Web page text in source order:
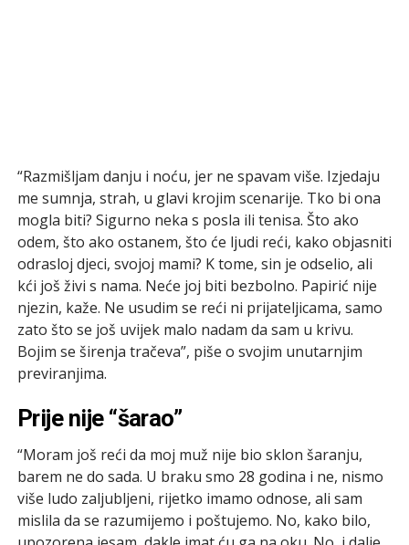
“Razmišljam danju i noću, jer ne spavam više. Izjedaju
me sumnja, strah, u glavi krojim scenarije. Tko bi ona
mogla biti? Sigurno neka s posla ili tenisa. Što ako
odem, što ako ostanem, što će ljudi reći, kako objasniti
odrasloj djeci, svojoj mami? K tome, sin je odselio, ali
kći još živi s nama. Neće joj biti bezbolno. Papirić nije
njezin, kaže. Ne usudim se reći ni prijateljicama, samo
zato što se još uvijek malo nadam da sam u krivu.
Bojim se širenja tračeva”, piše o svojim unutarnjim
previranjima.
Prije nije “šarao”
“Moram još reći da moj muž nije bio sklon šaranju,
barem ne do sada. U braku smo 28 godina i ne, nismo
više ludo zaljubljeni, rijetko imamo odnose, ali sam
mislila da se razumijemo i poštujemo. No, kako bilo,